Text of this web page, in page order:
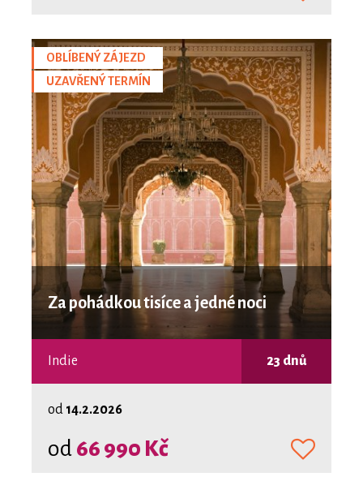
OBLÍBENÝ ZÁJEZD
UZAVŘENÝ TERMÍN
Za pohádkou tisíce a jedné noci
Indie 23 dnů
od 14.2.2026
od 66 990 Kč